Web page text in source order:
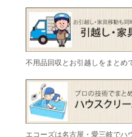
不用品回収とお引越しをまとめ
エコーズは名古屋・愛三岐でハ